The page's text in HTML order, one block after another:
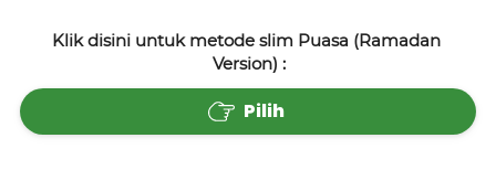
Klik disini untuk metode slim Puasa (Ramadan
Version) :
` Pilih